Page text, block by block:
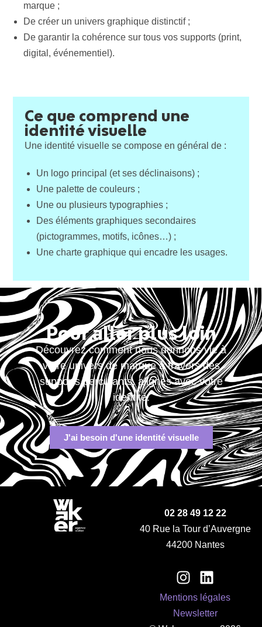
marque ;
De créer un univers graphique distinctif ;
De garantir la cohérence sur tous vos supports (print,
digital, événementiel).
Ce que comprend une
identité visuelle
Une identité visuelle se compose en général de :
Un logo principal (et ses déclinaisons) ;
Une palette de couleurs ;
Une ou plusieurs typographies ;
Des éléments graphiques secondaires
(pictogrammes, motifs, icônes…) ;
Une charte graphique qui encadre les usages.
Pour aller plus loin
Découvrez comment nous donnons vie à
votre univers de marque à travers des
supports percutants, alignés avec votre
identité.
J'ai besoin d'une identité visuelle
02 28 49 12 22
40 Rue la Tour d’Auvergne
44200 Nantes
Mentions légales
Newsletter